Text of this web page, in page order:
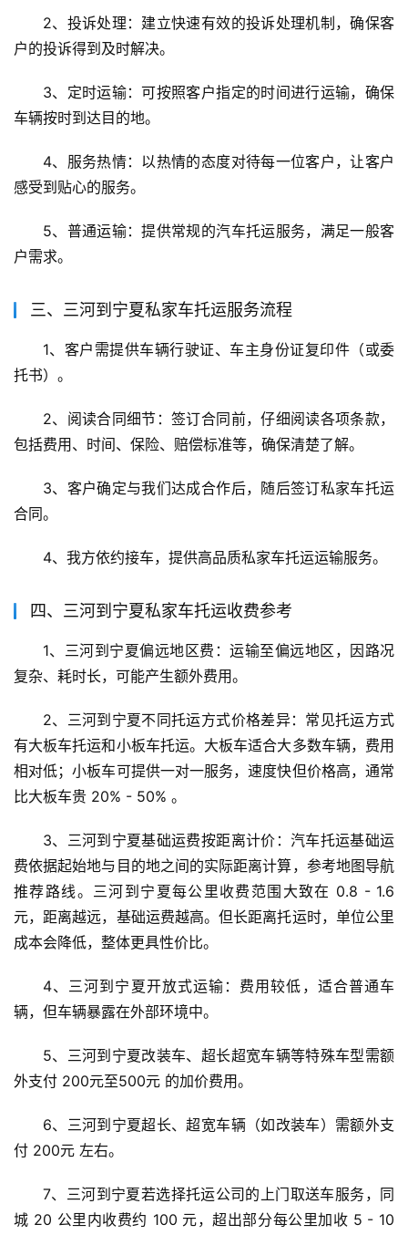
2、投诉处理：建立快速有效的投诉处理机制，确保客
户的投诉得到及时解决。
3、定时运输：可按照客户指定的时间进行运输，确保
车辆按时到达目的地。
4、服务热情：以热情的态度对待每一位客户，让客户
感受到贴心的服务。
5、普通运输：提供常规的汽车托运服务，满足一般客
户需求。
三、三河到宁夏私家车托运服务流程
1、客户需提供车辆行驶证、车主身份证复印件（或委
托书）。
2、阅读合同细节：签订合同前，仔细阅读各项条款，
包括费用、时间、保险、赔偿标准等，确保清楚了解。
3、客户确定与我们达成合作后，随后签订私家车托运
合同。
4、我方依约接车，提供高品质私家车托运运输服务。
四、三河到宁夏私家车托运收费参考
1、三河到宁夏偏远地区费：运输至偏远地区，因路况
复杂、耗时长，可能产生额外费用。
2、三河到宁夏不同托运方式价格差异：常见托运方式
有大板车托运和小板车托运。大板车适合大多数车辆，费用
相对低；小板车可提供一对一服务，速度快但价格高，通常
比大板车贵 20% - 50% 。
3、三河到宁夏基础运费按距离计价：汽车托运基础运
费依据起始地与目的地之间的实际距离计算，参考地图导航
推荐路线。三河到宁夏每公里收费范围大致在 0.8 - 1.6
元，距离越远，基础运费越高。但长距离托运时，单位公里
成本会降低，整体更具性价比。
4、三河到宁夏开放式运输：费用较低，适合普通车
辆，但车辆暴露在外部环境中。
5、三河到宁夏改装车、超长超宽车辆等特殊车型需额
外支付 200元至500元 的加价费用。
6、三河到宁夏超长、超宽车辆（如改装车）需额外支
付 200元 左右。
7、三河到宁夏若选择托运公司的上门取送车服务，同
城 20 公里内收费约 100 元，超出部分每公里加收 5 - 10